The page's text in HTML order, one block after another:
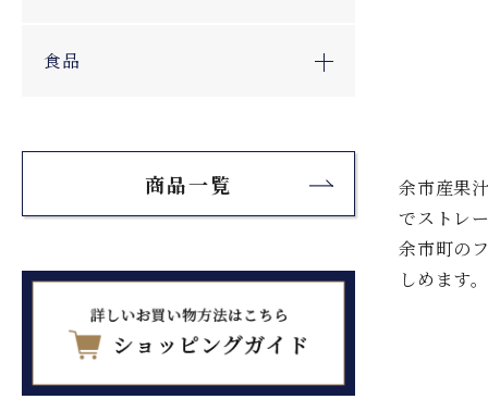
食品
商品一覧
余市産果
でストレ
余市町の
しめます